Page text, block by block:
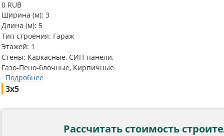
0 RUB
Ширина (м): 3
Длина (м): 5
Тип строения: Гараж
Этажей: 1
Стены: Каркасные, СИП-панели,
Газо-Пено-блочные, Кирпичные
Подробнее
3x5
Рассчитать стоимость